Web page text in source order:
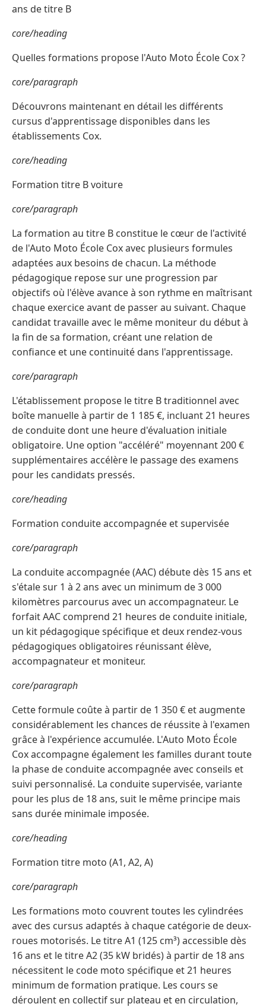
ans de titre B
core/heading
Quelles formations propose l'Auto Moto École Cox ?
core/paragraph
Découvrons maintenant en détail les différents
cursus d'apprentissage disponibles dans les
établissements Cox.
core/heading
Formation titre B voiture
core/paragraph
La formation au titre B constitue le cœur de l'activité
de l'Auto Moto École Cox avec plusieurs formules
adaptées aux besoins de chacun. La méthode
pédagogique repose sur une progression par
objectifs où l'élève avance à son rythme en maîtrisant
chaque exercice avant de passer au suivant. Chaque
candidat travaille avec le même moniteur du début à
la fin de sa formation, créant une relation de
confiance et une continuité dans l'apprentissage.
core/paragraph
L'établissement propose le titre B traditionnel avec
boîte manuelle à partir de 1 185 €, incluant 21 heures
de conduite dont une heure d'évaluation initiale
obligatoire. Une option "accéléré" moyennant 200 €
supplémentaires accélère le passage des examens
pour les candidats pressés.
core/heading
Formation conduite accompagnée et supervisée
core/paragraph
La conduite accompagnée (AAC) débute dès 15 ans et
s'étale sur 1 à 2 ans avec un minimum de 3 000
kilomètres parcourus avec un accompagnateur. Le
forfait AAC comprend 21 heures de conduite initiale,
un kit pédagogique spécifique et deux rendez-vous
pédagogiques obligatoires réunissant élève,
accompagnateur et moniteur.
core/paragraph
Cette formule coûte à partir de 1 350 € et augmente
considérablement les chances de réussite à l'examen
grâce à l'expérience accumulée. L'Auto Moto École
Cox accompagne également les familles durant toute
la phase de conduite accompagnée avec conseils et
suivi personnalisé. La conduite supervisée, variante
pour les plus de 18 ans, suit le même principe mais
sans durée minimale imposée.
core/heading
Formation titre moto (A1, A2, A)
core/paragraph
Les formations moto couvrent toutes les cylindrées
avec des cursus adaptés à chaque catégorie de deux-
roues motorisés. Le titre A1 (125 cm³) accessible dès
16 ans et le titre A2 (35 kW bridés) à partir de 18 ans
nécessitent le code moto spécifique et 21 heures
minimum de formation pratique. Les cours se
déroulent en collectif sur plateau et en circulation,